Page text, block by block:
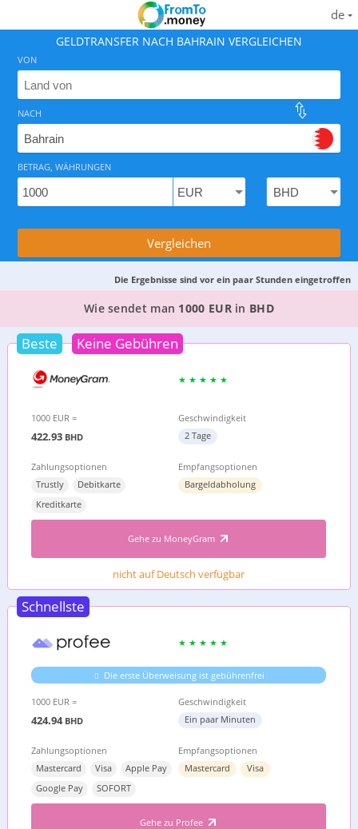
de
GELDTRANSFER NACH BAHRAIN VERGLEICHEN
Finden Sie den besten Weg, Geld nach Bahrain zu
VON
NACH
BETRAG, WÄHRUNGEN
Vergleichen
Die Ergebnisse sind vor ein paar Stunden eingetroffen
DIE 5 BESTEN WEGE, GELD VONDEUTSCHLAND
Wie sendet man 1000 EURin BHD
Beste Keine Gebühren
1000 EUR =
422.93 BHD
Geschwindigkeit
2 Tage
Zahlungsoptionen
Trustly
Debitkarte
Kreditkarte
Empfangsoptionen
Bargeldabholung
Gehe zu MoneyGram
nicht auf Deutsch verfügbar
Schnellste
Die erste Überweisung ist gebührenfrei
1000 EUR =
424.94BHD
Geschwindigkeit
Ein paar Minuten
Zahlungsoptionen
Mastercard
Visa
Apple Pay
Google Pay
SOFORT
Empfangsoptionen
Mastercard
Visa
Gehe zu Profee